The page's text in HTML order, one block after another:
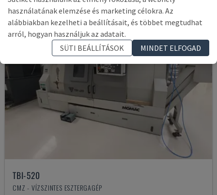
TBI-520
CMZ - VÍZSZINTES ESZTERGAGÉP
használatának elemzése és marketing célokra. Az
alábbiakban kezelheti a beállításait, és többet megtudhat
arról, hogyan használjuk az adatait.
SÜTI BEÁLLÍTÁSOK
MINDET ELFOGAD